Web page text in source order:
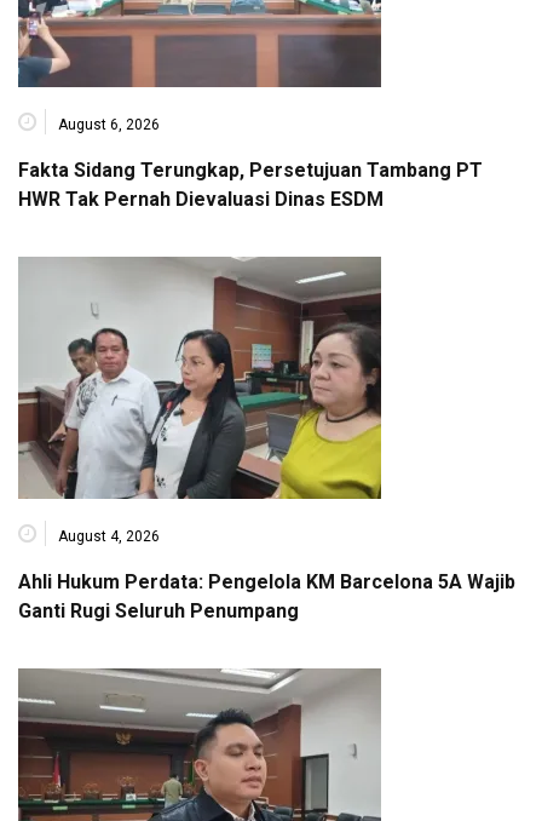
August 6, 2026
Fakta Sidang Terungkap, Persetujuan Tambang PT
HWR Tak Pernah Dievaluasi Dinas ESDM
August 4, 2026
Ahli Hukum Perdata: Pengelola KM Barcelona 5A Wajib
Ganti Rugi Seluruh Penumpang